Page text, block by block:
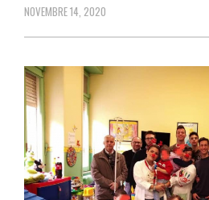
NOVEMBRE 14, 2020